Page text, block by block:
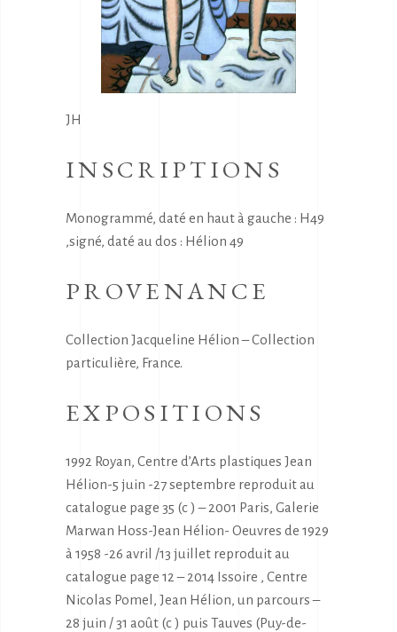
JH
INSCRIPTIONS
Monogrammé, daté en haut à gauche : H49
,signé, daté au dos : Hélion 49
PROVENANCE
Collection Jacqueline Hélion – Collection
particulière, France.
EXPOSITIONS
1992 Royan, Centre d’Arts plastiques Jean
Hélion-5 juin -27 septembre reproduit au
catalogue page 35 (c ) – 2001 Paris, Galerie
Marwan Hoss-Jean Hélion- Oeuvres de 1929
à 1958 -26 avril /13 juillet reproduit au
catalogue page 12 – 2014 Issoire , Centre
Nicolas Pomel, Jean Hélion, un parcours –
28 juin / 31 août (c ) puis Tauves (Puy-de-